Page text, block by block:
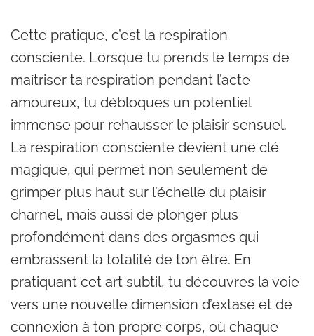
Cette pratique, c’est la respiration
consciente. Lorsque tu prends le temps de
maîtriser ta respiration pendant l’acte
amoureux, tu débloques un potentiel
immense pour rehausser le plaisir sensuel.
La respiration consciente devient une clé
magique, qui permet non seulement de
grimper plus haut sur l’échelle du plaisir
charnel, mais aussi de plonger plus
profondément dans des orgasmes qui
embrassent la totalité de ton être. En
pratiquant cet art subtil, tu découvres la voie
vers une nouvelle dimension d’extase et de
connexion à ton propre corps, où chaque